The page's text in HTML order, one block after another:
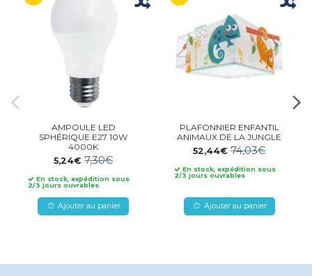
AMPOULE LED
SPHÉRIQUE E27 10W
4000K
5,24€7,30€
En stock, expédition sous
2/3 jours ouvrables
Ajouter au panier
PLAFONNIER ENFANTIL
ANIMAUX DE LA JUNGLE
52,44€74,03€
En stock, expédition sous
2/3 jours ouvrables
Ajouter au panier